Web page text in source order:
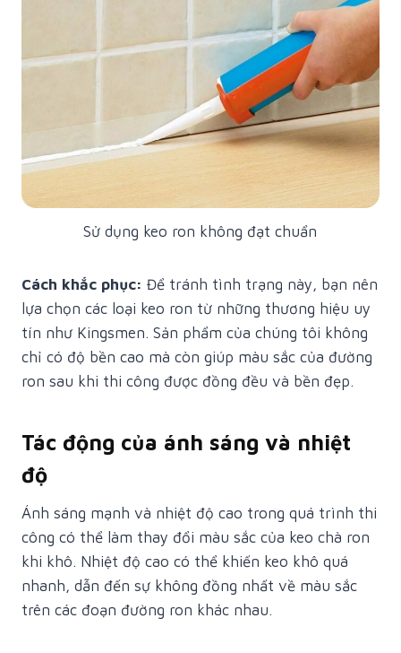
Sử dụng keo ron không đạt chuẩn
Cách khắc phục: Để tránh tình trạng này, bạn nên
lựa chọn các loại keo ron từ những thương hiệu uy
tín như Kingsmen. Sản phẩm của chúng tôi không
chỉ có độ bền cao mà còn giúp màu sắc của đường
ron sau khi thi công được đồng đều và bền đẹp.
Tác động của ánh sáng và nhiệt
độ
Ánh sáng mạnh và nhiệt độ cao trong quá trình thi
công có thể làm thay đổi màu sắc của keo chà ron
khi khô. Nhiệt độ cao có thể khiến keo khô quá
nhanh, dẫn đến sự không đồng nhất về màu sắc
trên các đoạn đường ron khác nhau.